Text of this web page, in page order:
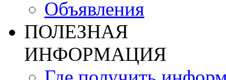
Объявления
ПОЛЕЗНАЯ
ИНФОРМАЦИЯ